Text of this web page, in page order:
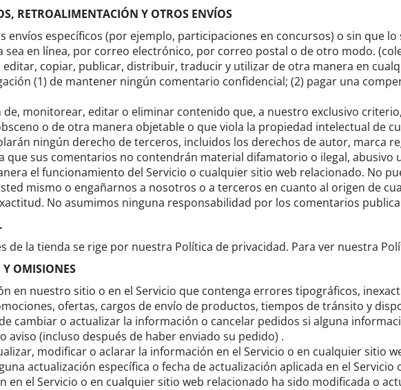
RETROALIMENTACIÓN Y OTROS ENVÍOS
envíos específicos (por ejemplo, participaciones en concursos) o sin que
sea en línea, por correo electrónico, por correo postal o de otro modo.
copiar, publicar, distribuir, traducir y utilizar de otra manera en
(1) de mantener ningún comentario confidencial; (2) pagar una
monitorear, editar o eliminar contenido que, a nuestro exclusivo
o de otra manera objetable o que viola la propiedad intelectual de
ningún derecho de terceros, incluidos los derechos de autor, marca
que sus comentarios no contendrán material difamatorio o ilegal,
el funcionamiento del Servicio o cualquier sitio web relacionado. No
mismo o engañarnos a nosotros o a terceros en cuanto al origen de
No asumimos ninguna responsabilidad por los comentarios
de la tienda se rige por nuestra Política de privacidad. Para ver nuestra
Y OMISIONES
en nuestro sitio o en el Servicio que contenga errores tipográficos,
ofertas, cargos de envío de productos, tiempos de tránsito y
cambiar o actualizar la información o cancelar pedidos si alguna
(incluso después de haber enviado su pedido) .
modificar o aclarar la información en el Servicio o en cualquier sitio
actualización específica o fecha de actualización aplicada en el
el Servicio o en cualquier sitio web relacionado ha sido modificada o